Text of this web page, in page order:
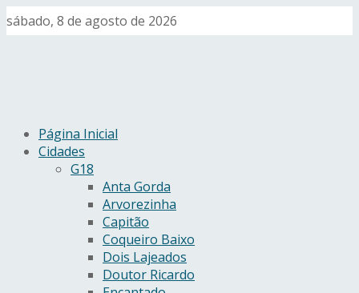
sábado, 8 de agosto de 2026
Página Inicial
Cidades
G18
Anta Gorda
Arvorezinha
Capitão
Coqueiro Baixo
Dois Lajeados
Doutor Ricardo